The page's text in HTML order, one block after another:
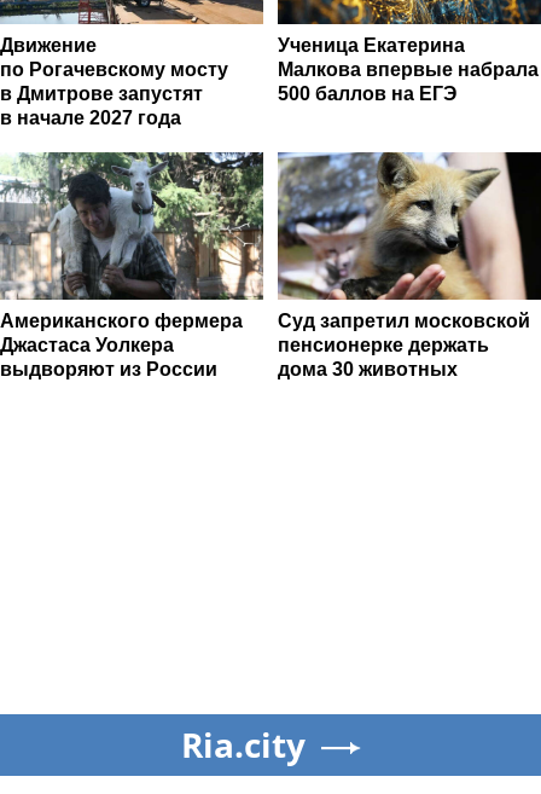
Движение
по Рогачевскому мосту
в Дмитрове запустят
в начале 2027 года
Ученица Екатерина
Малкова впервые набрала
500 баллов на ЕГЭ
Американского фермера
Джастаса Уолкера
выдворяют из России
Суд запретил московской
пенсионерке держать
дома 30 животных
Ria.city